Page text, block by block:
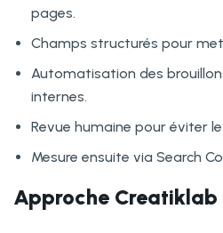
pages.
Champs structurés pour
Automatisation des
internes.
Revue humaine pour éviter
Mesure ensuite via Search
Approche Creatiklab